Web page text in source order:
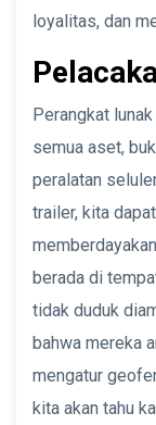
loyalitas, dan
Perangkat
semua aset,
peralatan
trailer, kita
berada di
tidak duduk
bahwa mereka
mengatur
kita akan tahu